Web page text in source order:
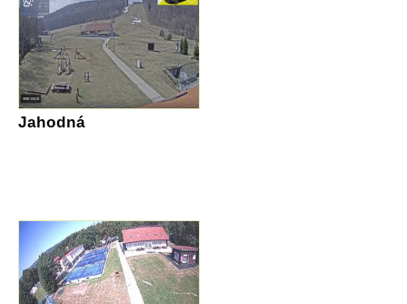
Jahodná